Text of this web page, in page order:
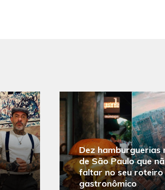
Dez hamburguerias
de São Paulo que
faltar no seu roteiro
gastronômico